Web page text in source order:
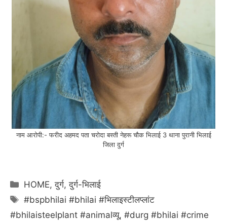
नाम आरोपी:- फरीद अहमद पता चरोदा बस्ती नेहरू चौक भिलाई 3 थाना पुरानी भिलाई
जिला दुर्ग
Categories
HOME,दुर्ग,दुर्ग-भिलाई
Tags
#bspbhilai #bhilai #भिलाइस्टीलप्लांट
#bhilaisteelplant #animalव्यू, #durg #bhilai #crime